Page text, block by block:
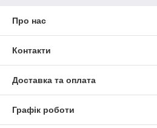
Про нас
Контакти
Доставка та оплата
Графік роботи